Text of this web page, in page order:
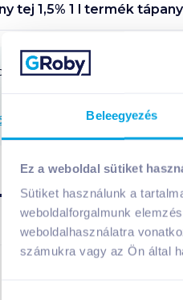
Beleegyezés
Ez a weboldal sütiket
Sütiket használunk a
weboldalforgalmunk
weboldalhasználatra
számukra vagy az Ön által
tej 1,5% 1 l termék
és környékére szállítható